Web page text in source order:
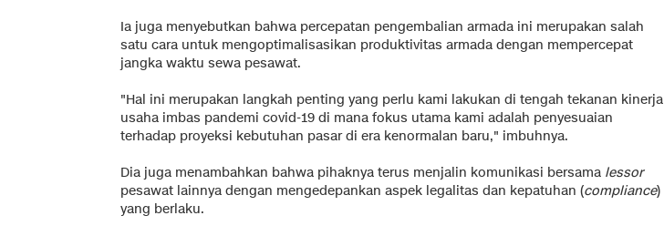
Ia juga menyebutkan bahwa percepatan pengembalian armada ini merupakan salah
satu cara untuk mengoptimalisasikan produktivitas armada dengan mempercepat
jangka waktu sewa pesawat.
"Hal ini merupakan langkah penting yang perlu kami lakukan di tengah tekanan kinerja
usaha imbas pandemi covid-19 di mana fokus utama kami adalah penyesuaian
terhadap proyeksi kebutuhan pasar di era kenormalan baru," imbuhnya.
Dia juga menambahkan bahwa pihaknya terus menjalin komunikasi bersama lessor
pesawat lainnya dengan mengedepankan aspek legalitas dan kepatuhan (compliance)
yang berlaku.